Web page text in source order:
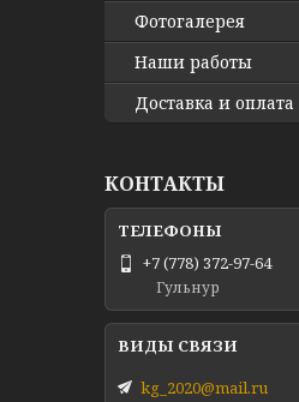
Фотогалерея
Наши работы
Доставка и оплата
КОНТАКТЫ
+7 (778) 372-97-64
Гульнур
kg_2020@mail.ru